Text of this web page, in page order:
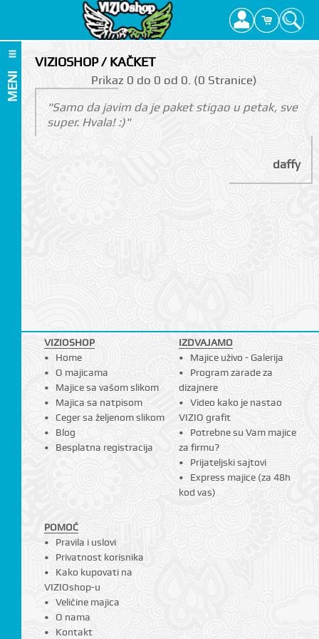
MENI
VIZIOSHOP / KAČKET
Prikаz 0 do 0 оd 0. (0 Strаnicе)
"Samo da javim da je paket stigao u petak, sve
super. Hvala! :)"
daffy
VIZIOSHOP
Home
O majicama
Majice sa vašom slikom
Majica sa natpisom
Ceger sa željenom slikom
Blog
Besplatna registracija
IZDVAJAMO
Majice uživo - Galerija
Program zarade za
dizajnere
Video kako je nastao
VIZIO grafit
Potrebne su Vam majice
za firmu?
Prijateljski sajtovi
Express majice (za 48h
kod vas)
POMOĆ
Pravila i uslovi
Privatnost korisnika
Kako kupovati na
VIZIOshop-u
Veličine majica
O nama
Kontakt